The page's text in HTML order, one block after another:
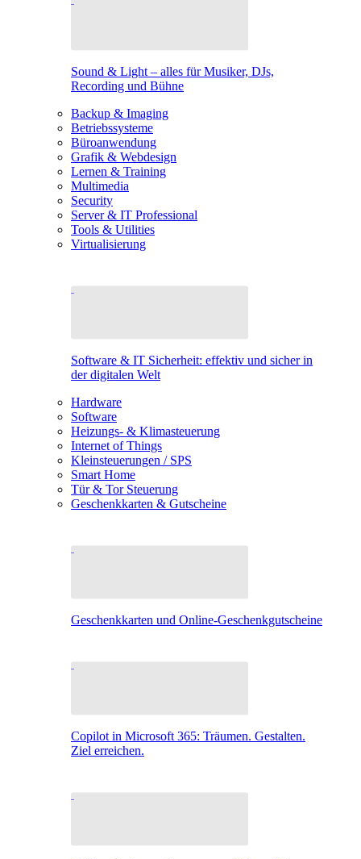
Sound & Light – alles für Musiker, DJs,
Recording und Bühne
Backup & Imaging
Betriebssysteme
Büroanwendung
Grafik & Webdesign
Lernen & Training
Multimedia
Security
Server & IT Professional
Tools & Utilities
Virtualisierung
Software & IT Sicherheit: effektiv und sicher in
der digitalen Welt
Hardware
Software
Heizungs- & Klimasteuerung
Internet of Things
Kleinsteuerungen / SPS
Smart Home
Tür & Tor Steuerung
Geschenkkarten & Gutscheine
Geschenkkarten und Online-Geschenkgutscheine
Copilot in Microsoft 365: Träumen. Gestalten.
Ziel erreichen.